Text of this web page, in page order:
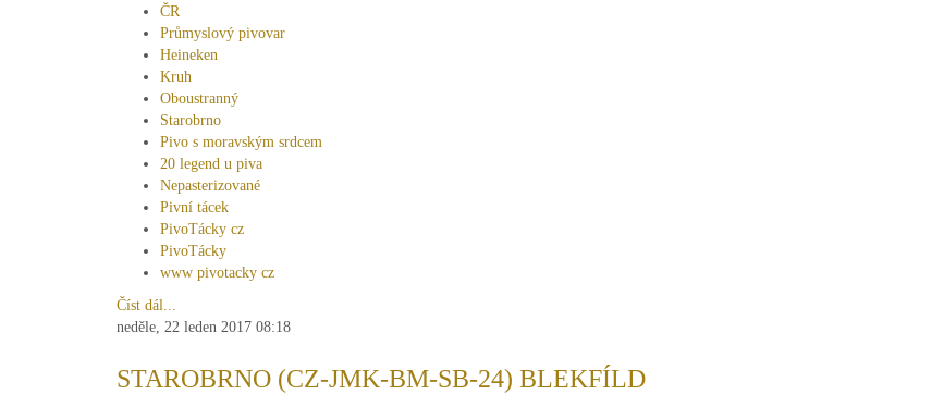
ČR
Průmyslový pivovar
Heineken
Kruh
Oboustranný
Starobrno
Pivo s moravským srdcem
20 legend u piva
Nepasterizované
Pivní tácek
PivoTácky cz
PivoTácky
www pivotacky cz
Číst dál...
neděle, 22 leden 2017 08:18
STAROBRNO (CZ-JMK-BM-SB-24) BLEKFÍLD